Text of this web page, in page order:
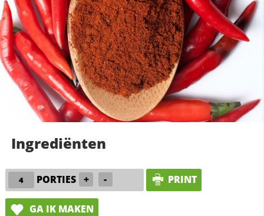
Ingrediënten
PORTIES + - PRINT
GA IK MAKEN